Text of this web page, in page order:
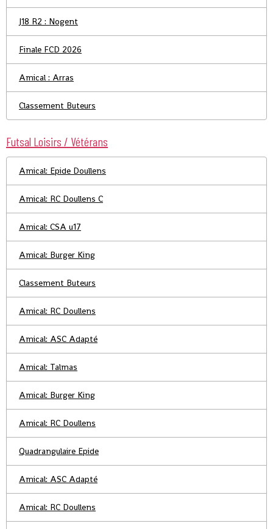
J18 R2 : Nogent
Finale FCD 2026
Amical : Arras
Classement Buteurs
Futsal Loisirs / Vétérans
Amical: Epide Doullens
Amical: RC Doullens C
Amical: CSA u17
Amical: Burger King
Classement Buteurs
Amical: RC Doullens
Amical: ASC Adapté
Amical: Talmas
Amical: Burger King
Amical: RC Doullens
Quadrangulaire Epide
Amical: ASC Adapté
Amical: RC Doullens